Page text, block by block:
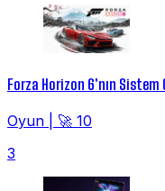
Forza Horizon 6'nın Sistem
Oyun
🚀 10
3